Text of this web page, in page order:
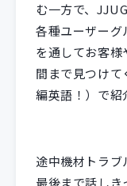
む一方で、
各種ユーザーグ
を通してお客
間まで見つけて
編英語！）で紹
途中機材トラ
最後まで話しき